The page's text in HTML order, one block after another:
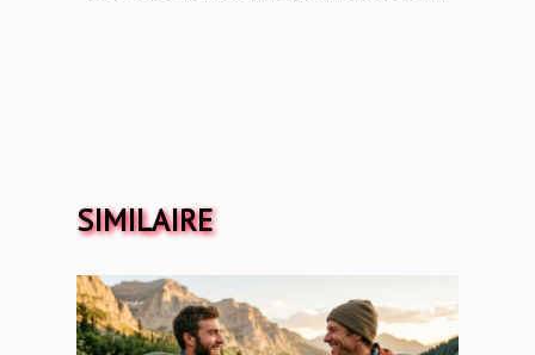
SIMILAIRE